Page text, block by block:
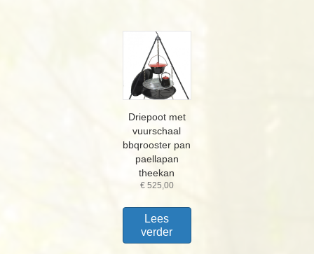
Driepoot met
vuurschaal
bbqrooster pan
paellapan
theekan
€525,00
Lees
verder